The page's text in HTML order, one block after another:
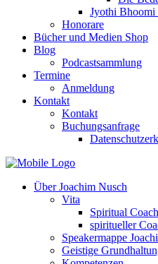
Jyothi Bhoomi
Honorare
Bücher und Medien Shop
Blog
Podcastsammlung
Termine
Anmeldung
Kontakt
Kontakt
Buchungsanfrage
Über Joachim Nusch
Vita
Spiritual
spiritueller
Speakermappe
Geistige